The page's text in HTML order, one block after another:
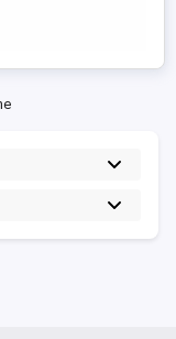
Material: 84% lana,
mov Costumul